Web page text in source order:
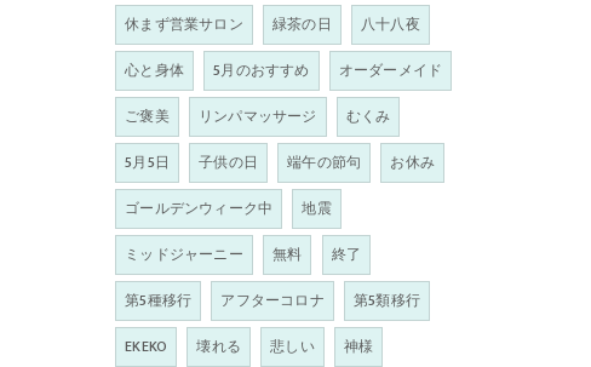
休まず営業サロン
緑茶の日
八十八夜
心と身体
5月のおすすめ
オーダーメイド
ご褒美
リンパマッサージ
むくみ
5月5日
子供の日 端午の節句
お休み
ゴールデンウィーク中
地震
ミッドジャーニー
無料
終了
第5種移行
アフターコロナ
第5類移行
EKEKO
壊れる 悲しい 神様